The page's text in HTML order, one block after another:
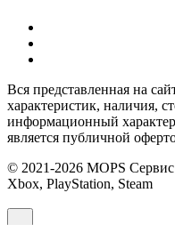
Вся представленная на
характеристик, наличия,
информационный
является публичной
© 2021-2026 MOPS
Xbox, PlayStation, Steam